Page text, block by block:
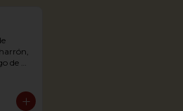
de